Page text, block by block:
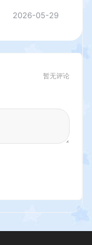
2026-05-29
暂无评论